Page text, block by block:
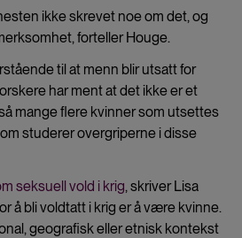
ikke skrevet noe om det, og
forteller Houge.
til at menn blir utsatt for
har ment at det ikke er et
mange flere kvinner som utsettes
studerer overgriperne i disse
seksuell vold i krig, skriver Lisa
å bli voldtatt i krig er å være kvinne.
geografisk eller etnisk kontekst